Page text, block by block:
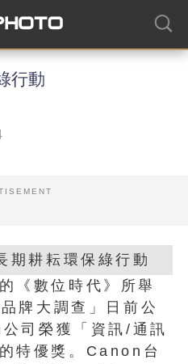
行動
《數位時代》所舉
牌大調查」日前公
司榮獲「資訊/通訊
特優獎。Canon台